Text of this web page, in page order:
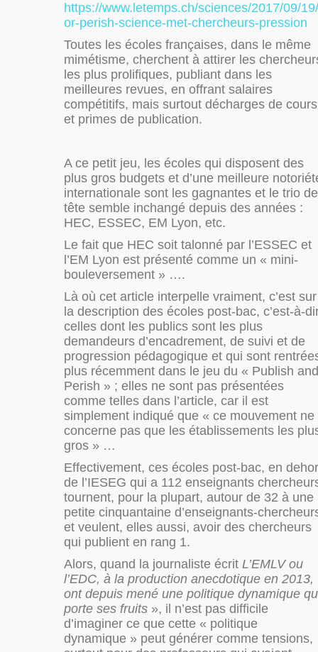
https://www.letemps.ch/sciences/2017/09/
or-perish-science-met-chercheurs-pression
Toutes les écoles françaises, dans le même
mimétisme, cherchent à attirer les
les plus prolifiques, publiant dans les
meilleures revues, en offrant salaires
compétitifs, mais surtout décharges de cours
et primes de publication.
A ce petit jeu, les écoles qui disposent des
plus gros budgets et d’une meilleure
internationale sont les gagnantes et le trio de
tête semble inchangé depuis des années :
HEC, ESSEC, EM Lyon, etc.
Le fait que HEC soit talonné par l’ESSEC et
l’EM Lyon est présenté comme un « mini-
bouleversement » ….
Là où cet article interpelle vraiment, c’est sur
la description des écoles post-bac, c’est-à-
celles dont les publics sont les plus
demandeurs d’encadrement, de suivi et de
progression pédagogique et qui sont
plus récemment dans le jeu du « Publish and
Perish » ; elles ne sont pas présentées
comme telles dans l’article, car il est
simplement indiqué que « ce mouvement ne
concerne pas que les établissements les
gros » …
Effectivement, ces écoles post-bac, en
de l’IESEG qui a 112 enseignants
tournent, pour la plupart, autour de 32 à une
petite cinquantaine d’enseignants-
et veulent, elles aussi, avoir des chercheurs
qui publient en rang 1.
Alors, quand la journaliste écrit L’EMLV ou
l’EDC, à la production anecdotique en 2013,
ont depuis mené une politique dynamique
porte ses fruits », il n’est pas difficile
d’imaginer ce que cette « politique
dynamique » peut générer comme tensions,